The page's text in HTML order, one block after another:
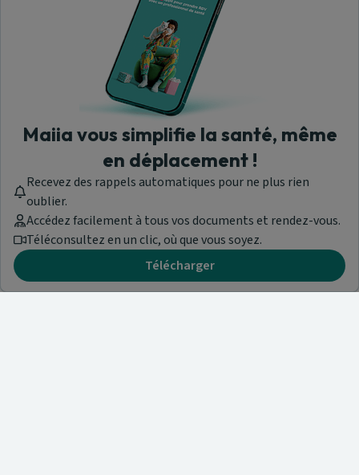
Maiia vous simplifie la santé, même
en déplacement !
Recevez des rappels automatiques pour ne plus rien
oublier.
Accédez facilement à tous vos documents et rendez-vous.
Téléconsultez en un clic, où que vous soyez.
Télécharger